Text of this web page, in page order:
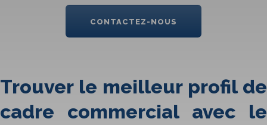
CONTACTEZ-NOUS
Trouver le meilleur profil de
cadre commercial avec le